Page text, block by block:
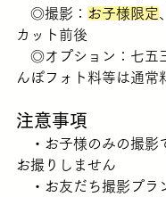
◎撮影： お子様限定
カット前後
◎オプション：七五
んぽフォト料等は通常
注意事項
・お子様のみの撮影
お撮りしません
・お友だち撮影プラ